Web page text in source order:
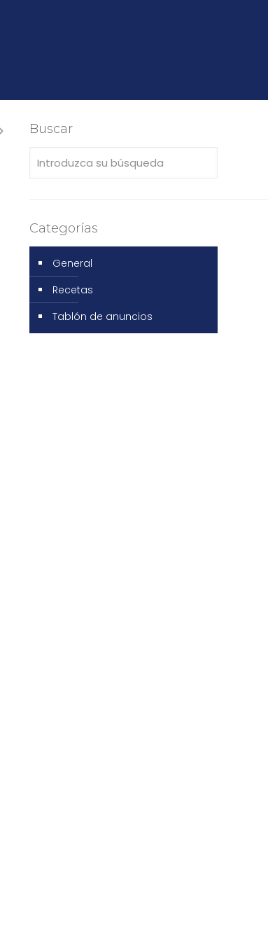
Buscar
Categorías
General
Recetas
Tablón de anuncios